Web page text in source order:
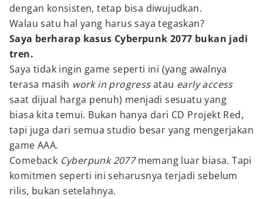
dengan konsisten, tetap bisa diwujudkan.
Walau satu hal yang harus saya tegaskan?
Saya berharap kasus Cyberpunk 2077 bukan jadi
tren.
Saya tidak ingin game seperti ini (yang awalnya
terasa masih work in progressatau early access
saat dijual harga penuh) menjadi sesuatu yang
biasa kita temui. Bukan hanya dari CD Projekt Red,
tapi juga dari semua studio besar yang mengerjakan
game AAA.
Comeback Cyberpunk 2077memang luar biasa. Tapi
komitmen seperti ini seharusnya terjadi sebelum
rilis, bukan setelahnya.